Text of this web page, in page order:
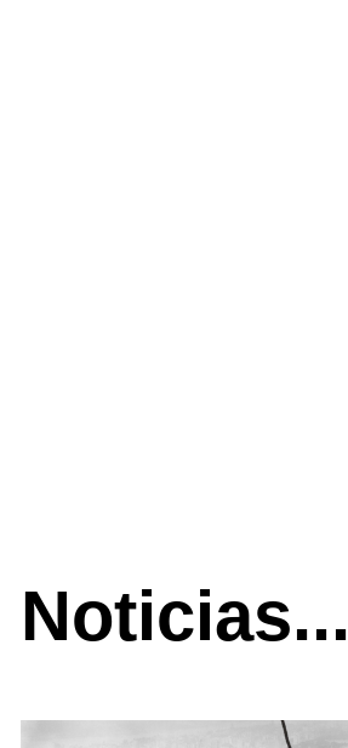
Noticias...